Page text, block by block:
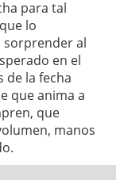
para tal
lo
sorprender al
en el
de la fecha
que anima a
que
manos